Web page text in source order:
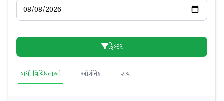
ફિલ્ટર
બધી વિવિધતાઓ ઓર્ગેનિક રાય